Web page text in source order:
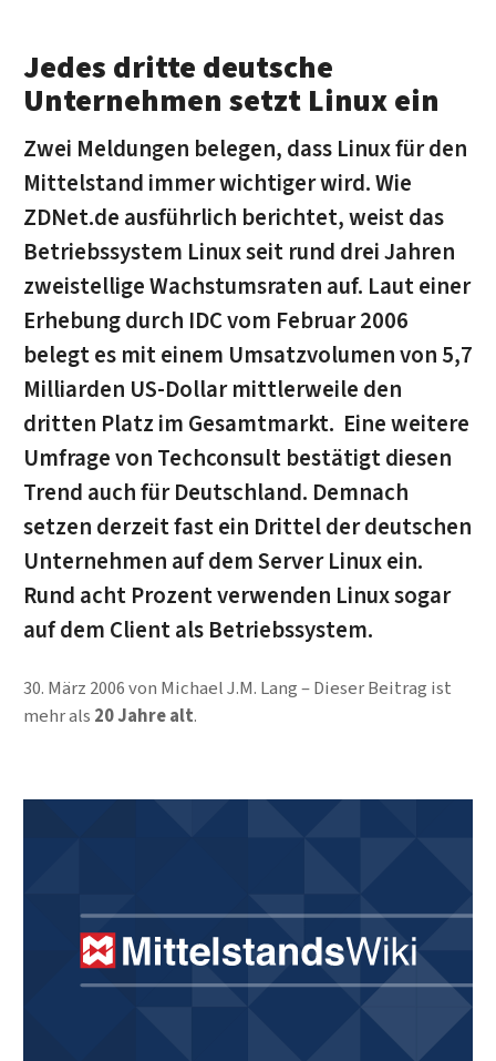
Jedes dritte deutsche
Unternehmen setzt Linux ein
Zwei Meldungen belegen, dass Linux für den
Mittelstand immer wichtiger wird. Wie
ZDNet.de ausführlich berichtet, weist das
Betriebssystem Linux seit rund drei Jahren
zweistellige Wachstumsraten auf. Laut einer
Erhebung durch IDC vom Februar 2006
belegt es mit einem Umsatzvolumen von 5,7
Milliarden US-Dollar mittlerweile den
dritten Platz im Gesamtmarkt. Eine weitere
Umfrage von Techconsult bestätigt diesen
Trend auch für Deutschland. Demnach
setzen derzeit fast ein Drittel der deutschen
Unternehmen auf dem Server Linux ein.
Rund acht Prozent verwenden Linux sogar
auf dem Client als Betriebssystem.
30. März 2006von Michael J.M. Lang
Dieser Beitrag ist
mehr als 20 Jahre alt.